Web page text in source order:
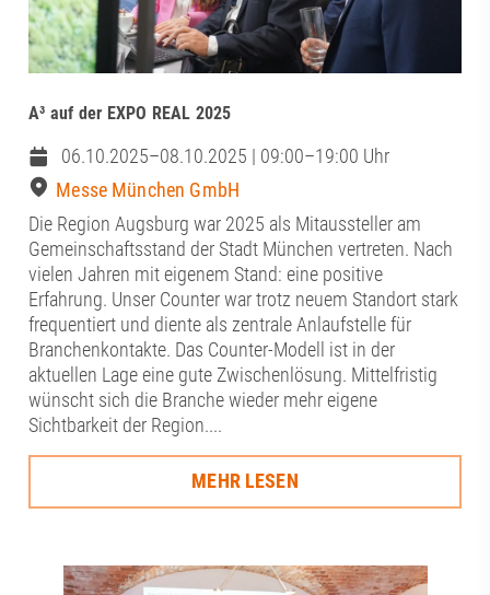
A³ auf der EXPO REAL 2025
06.10.2025–08.10.2025 | 09:00–19:00 Uhr
Messe München GmbH
Die Region Augsburg war 2025 als Mitaussteller am
Gemeinschaftsstand der Stadt München vertreten. Nach
vielen Jahren mit eigenem Stand: eine positive
Erfahrung. Unser Counter war trotz neuem Standort stark
frequentiert und diente als zentrale Anlaufstelle für
Branchenkontakte. Das Counter-Modell ist in der
aktuellen Lage eine gute Zwischenlösung. Mittelfristig
wünscht sich die Branche wieder mehr eigene
Sichtbarkeit der Region....
MEHR LESEN